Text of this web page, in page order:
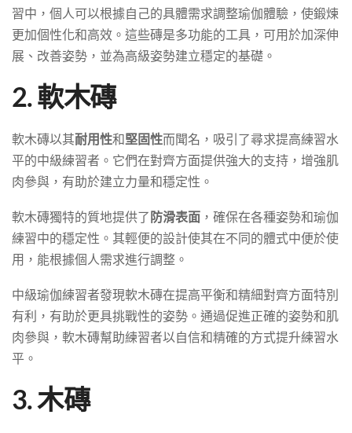
習中，個人可以根據自己的具體需求調整瑜伽體驗，使鍛煉
更加個性化和高效。這些磚是多功能的工具，可用於加深伸
展、改善姿勢，並為高級姿勢建立穩定的基礎。
2. 軟木磚
軟木磚以其耐用性和堅固性而聞名，吸引了尋求提高練習水
平的中級練習者。它們在對齊方面提供強大的支持，增強肌
肉參與，有助於建立力量和穩定性。
軟木磚獨特的質地提供了防滑表面 ，確保在各種姿勢和瑜伽
練習中的穩定性。其輕便的設計使其在不同的體式中便於使
用，能根據個人需求進行調整。
中級瑜伽練習者發現軟木磚在提高平衡和精細對齊方面特別
有利，有助於更具挑戰性的姿勢。通過促進正確的姿勢和肌
肉參與，軟木磚幫助練習者以自信和精確的方式提升練習水
平。
3. 木磚